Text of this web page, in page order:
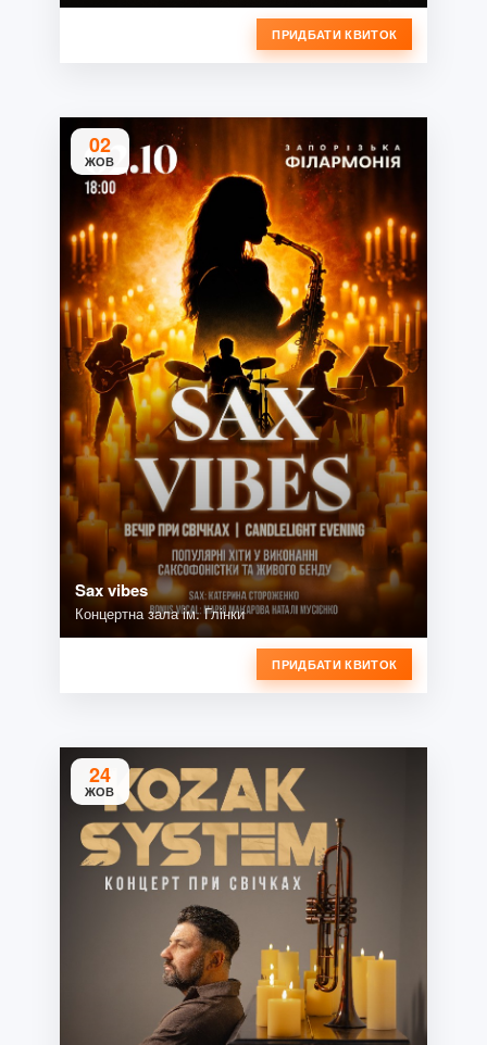
ПРИДБАТИ КВИТОК
02
ЖОВ
Sax vibes
Концертна зала ім. Глінки
ПРИДБАТИ КВИТОК
24
ЖОВ